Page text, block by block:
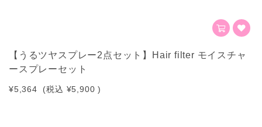
【うるツヤスプレー2点セット】Hair filter モイスチャ
ースプレーセット
¥5,364 (税込 ¥5,900 )